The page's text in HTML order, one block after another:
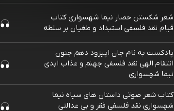
شعر شکستن حصار نیما شهسواری کتاب
قیام نقد فلسفی استبداد و طغیان بر سلطه
پادکست به نام جان اپیزود دهم جنون
انتقام الهی نقد فلسفی جهنم و عذاب ابدی
نیما شهسواری
کتاب شعر صوتی داستان های سیاه نیما
شهسواری نقد فلسفی فقر و بی عدالتی